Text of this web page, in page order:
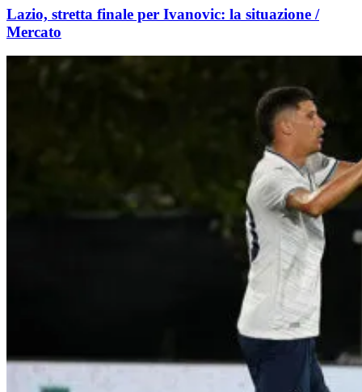
Lazio, stretta finale per Ivanovic: la situazione /
Mercato